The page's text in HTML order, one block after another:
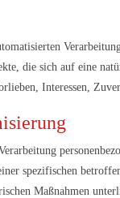
die sich auf eine
Interessen,
spezifischen
Maßnahmen